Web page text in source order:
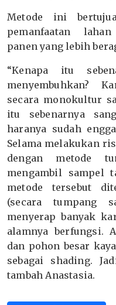
Metode ini
pemanfaatan
panen yang lebih
“Kenapa itu
menyembuhkan?
secara monokultur
itu sebenarnya
haranya sudah
Selama melakukan
dengan metode
mengambil sampel
metode tersebut
(secara tumpang
menyerap banyak
alamnya berfungsi.
dan pohon besar
sebagai shading.
tambah Anastasia.